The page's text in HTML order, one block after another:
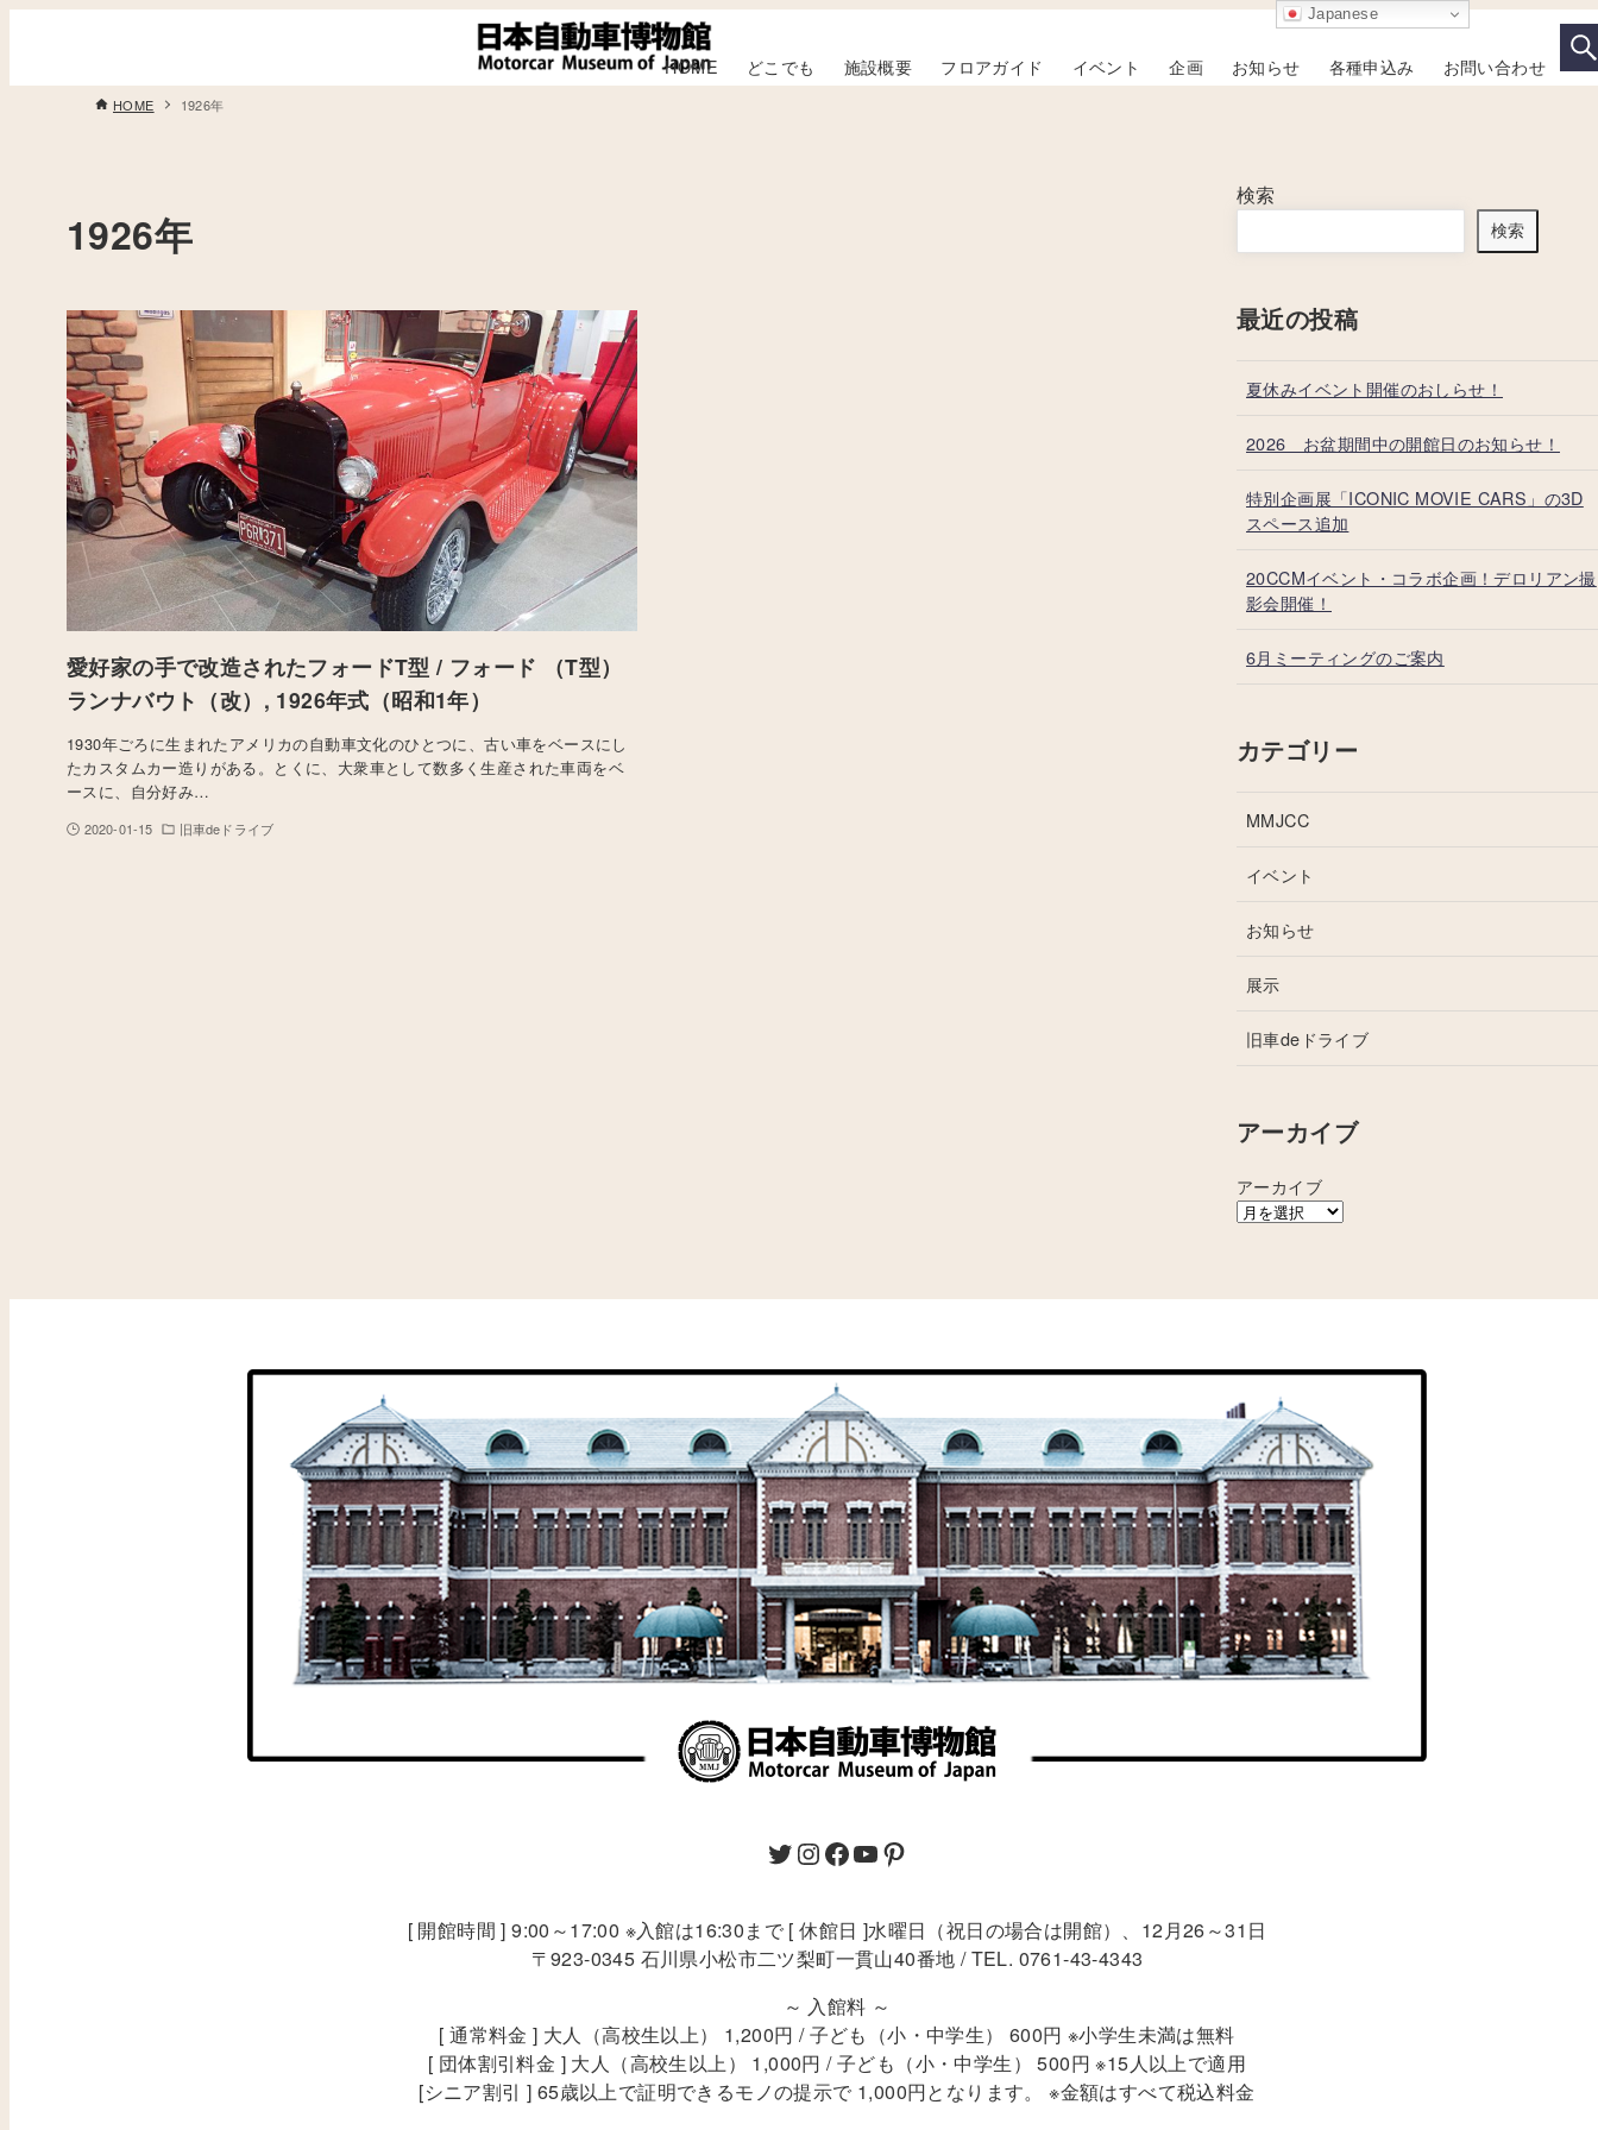
HOME どこでも 施設概要 フロアガイド イベント 企画 お知らせ 各種申込み お問い合わせ
HOME 1926年
1926年
愛好家の手で改造されたフォードT型 / フォード （T型）
ランナバウト（改）, 1926年式（昭和1年）
1930年ごろに生まれたアメリカの自動車文化のひとつに、古い車をベースにし
たカスタムカー造りがある。とくに、大衆車として数多く生産された車両をベ
ースに、自分好み…
2020-01-15 旧車deドライブ
検索
検索
最近の投稿
夏休みイベント開催のおしらせ！
2026 お盆期間中の開館日のお知らせ！
特別企画展「ICONIC MOVIE CARS」の3D
スペース追加
20CCMイベント・コラボ企画！デロリアン撮
影会開催！
6月ミーティングのご案内
カテゴリー
MMJCC
イベント
お知らせ
展示
旧車deドライブ
アーカイブ
アーカイブ
[ 開館時間 ] 9:00～17:00 ※入館は16:30まで [ 休館日 ]水曜日（祝日の場合は開館）、12月26～31日
〒923-0345 石川県小松市二ツ梨町一貫山40番地 / TEL. 0761-43-4343
～ 入館料 ～
[ 通常料金 ] 大人（高校生以上） 1,200円 / 子ども（小・中学生） 600円 ※小学生未満は無料
[ 団体割引料金 ] 大人（高校生以上） 1,000円 / 子ども（小・中学生） 500円 ※15人以上で適用
[シニア割引 ] 65歳以上で証明できるモノの提示で 1,000円となります。 ※金額はすべて税込料金
Japanese